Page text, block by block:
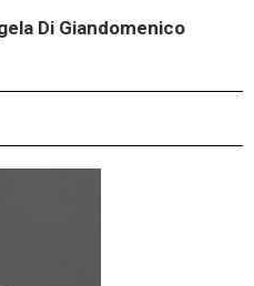
Di Giandomenico